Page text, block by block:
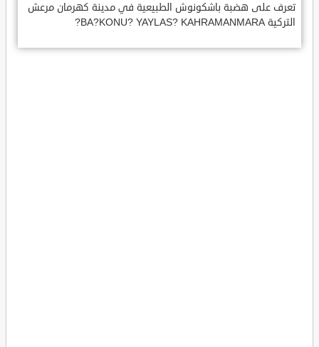
تعرف على هضبة باشكونوش الطبيعية في مدينة كهرمان مرعش
التركية BA?KONU? YAYLAS? KAHRAMANMARA?